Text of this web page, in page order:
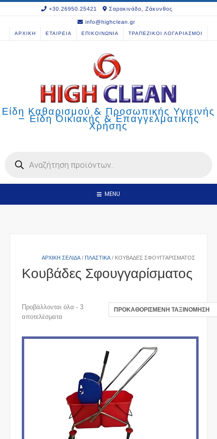
+30.26950.25421 Σαρακινάδο, Ζάκυνθος
info@highclean.gr
ΑΡΧΙΚΗ ΕΤΑΙΡΕΙΑ ΕΠΙΚΟΙΝΩΝΙΑ ΤΡΑΠΕΖΙΚΟΙ ΛΟΓΑΡΙΑΣΜΟΙ
Είδη Καθαρισμού & Προσωπικής Υγιεινής
– Είδη Οικιακής & Επαγγελματικής
Χρήσης
search
MENU
ΑΡΧΙΚΉ ΣΕΛΊΔΑ / ΠΛΑΣΤΙΚΑ / ΚΟΥΒΆΔΕΣ ΣΦΟΥΓΓΑΡΊΣΜΑΤΟΣ
Κουβάδες Σφουγγαρίσματος
Προβάλλονται όλα - 3
αποτελέσματα